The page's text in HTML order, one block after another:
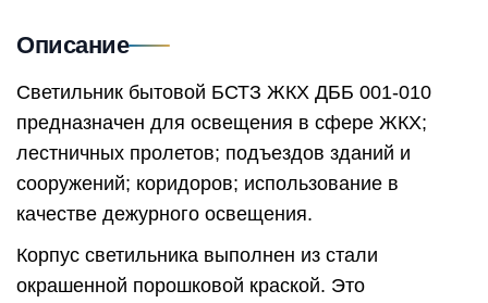
Описание
Светильник бытовой БСТЗ ЖКХ ДББ 001-010
предназначен для освещения в сфере ЖКХ;
лестничных пролетов; подъездов зданий и
сооружений; коридоров; использование в
качестве дежурного освещения.
Корпус светильника выполнен из стали
окрашенной порошковой краской. Это